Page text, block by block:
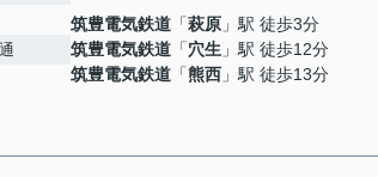
筑豊電気鉄道 「萩原 」駅 徒歩3分
筑豊電気鉄道 「穴生 」駅 徒歩12分
筑豊電気鉄道 「熊西 」駅 徒歩13分